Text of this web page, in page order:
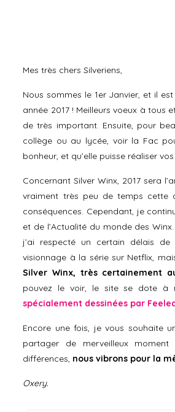
Mes très chers Silveriens,
Nous sommes le 1er Janvier, et il
année 2017 ! Meilleurs voeux à tous
de très important. Ensuite, pour
collège ou au lycée, voir la Fac
bonheur, et qu’elle puisse réaliser
Concernant Silver Winx, 2017 sera
vraiment très peu de temps cette
conséquences. Cependant, je
et de l’Actualité du monde des
j’ai respecté un certain délais
visionnage à la série sur Netflix,
Silver Winx, très certainement
pouvez le voir, le site se dote à
spécialement dessinées par
Encore une fois, je vous souhaite
partager de merveilleux
différences, nous vibrons pour la
Oxery.